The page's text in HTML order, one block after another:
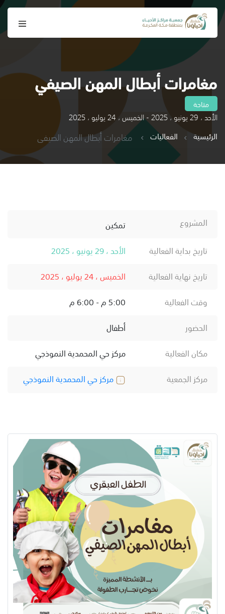
مغامرات أبطال المهن الصيفي
متاحة
الأحد ، 29 يونيو ، 2025 - الخميس ، 24 يوليو ، 2025
الرئيسية
الفعاليات مغامرات أبطال المهن الصيفي
المشروع
تمكين
تاريخ بداية الفعالية
الأحد ، 29 يونيو ، 2025
تاريخ نهاية الفعالية
الخميس ، 24 يوليو ، 2025
وقت الفعالية
5:00 م - 6:00 م
الحضور
أطفال
مكان الفعالية
مركز حي المحمدية النموذجي
مركز الجمعية
مركز حي المحمدية النموذجي